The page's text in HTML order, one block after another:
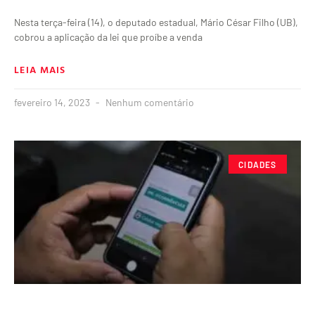
Nesta terça-feira (14), o deputado estadual, Mário César Filho (UB),
cobrou a aplicação da lei que proíbe a venda
LEIA MAIS
fevereiro 14, 2023 Nenhum comentário
CIDADES